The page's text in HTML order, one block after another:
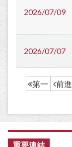
2026/07/09
2026/07/07
第一 前進
重要連結